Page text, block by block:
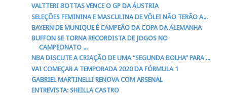
VALTTERI BOTTAS VENCE O GP DA ÁUSTRIA
SELEÇÕES FEMININA E MASCULINA DE VÔLEI NÃO TERÃO A...
BAYERN DE MUNIQUE É CAMPEÃO DA COPA DA ALEMANHA
BUFFON SE TORNA RECORDISTA DE JOGOS NO
CAMPEONATO ...
NBA DISCUTE A CRIAÇÃO DE UMA “SEGUNDA BOLHA” PARA ...
VAI COMEÇAR A TEMPORADA 2020 DA FÓRMULA 1
GABRIEL MARTINELLI RENOVA COM ARSENAL
ENTREVISTA: SHEILLA CASTRO